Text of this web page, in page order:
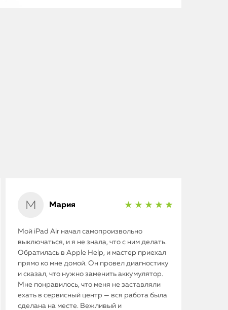
Мария ★ ★ ★ ★ ★
Мой iPad Air начал самопроизвольно
выключаться, и я не знала, что с ним делать.
Обратилась в Apple Help, и мастер приехал
прямо ко мне домой. Он провел диагностику
и сказал, что нужно заменить аккумулятор.
Мне понравилось, что меня не заставляли
ехать в сервисный центр — вся работа была
сделана на месте. Вежливый и